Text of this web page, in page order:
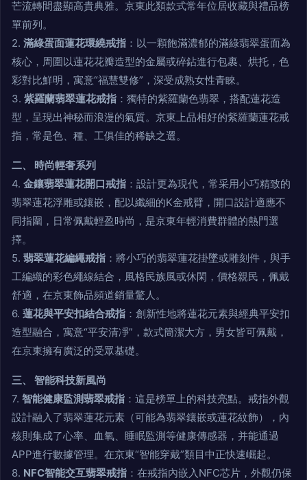
芒流轉間盡顯高貴典雅。京東此類款式常年位居收藏與禮品榜
單前列。
2. 滿綠蛋面蓮花環繞戒指 ：以一顆飽滿濃郁的滿綠翡翠蛋面為
核心，周圍以蓮花花瓣造型的金屬或碎鉆進行包裹、烘托，色
彩對比鮮明，寓意“福慧雙修”，深受成熟女性青睞。
3. 紫羅蘭翡翠蓮花戒指 ：獨特的紫羅蘭色翡翠，搭配蓮花造
型，呈現出神秘而浪漫的氣質。京東上品相好的紫羅蘭蓮花戒
指，常是色、種、工俱佳的稀缺之選。
二、 時尚輕奢系列
4. 金鑲翡翠蓮花開口戒指 ：設計更為現代，常采用小巧精致的
翡翠蓮花浮雕或鑲嵌，配以纖細的K金戒臂，開口設計適應不
同指圍，日常佩戴輕盈時尚，是京東年輕消費群體的熱門選
擇。
5. 翡翠蓮花編繩戒指 ：將小巧的翡翠蓮花掛墜或雕刻件，與手
工編織的彩色繩線結合，風格民族風或休閑，價格親民，佩戴
舒適，在京東飾品頻道銷量驚人。
6. 蓮花與平安扣結合戒指 ：創新性地將蓮花元素與經典平安扣
造型融合，寓意“平安清凈”，款式簡潔大方，男女皆可佩戴，
在京東擁有廣泛的受眾基礎。
三、 智能科技新風尚
7. 智能健康監測翡翠戒指 ：這是榜單上的科技亮點。戒指外觀
設計融入了翡翠蓮花元素（可能為翡翠鑲嵌或蓮花紋飾），內
核則集成了心率、血氧、睡眠監測等健康傳感器，并能通過
APP進行數據管理。在京東“智能穿戴”類目中正快速崛起。
8. NFC智能交互翡翠戒指 ：在戒指內嵌入NFC芯片，外觀仍保